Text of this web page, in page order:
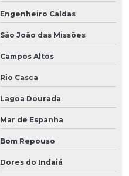
Engenheiro Caldas
São João das Missões
Campos Altos
Rio Casca
Lagoa Dourada
Mar de Espanha
Bom Repouso
Dores do Indaiá